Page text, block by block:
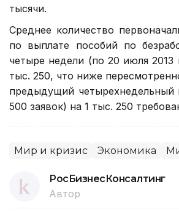
тысячи.
Среднее количество
по выплате пособий по
четыре недели (по 20 июля 2013
тыс. 250, что ниже
предыдущий четырехнедельный
500 заявок) на 1 тыс. 250
Мир и кризис Экономика
РосБизнесКонсалтинг
Автор